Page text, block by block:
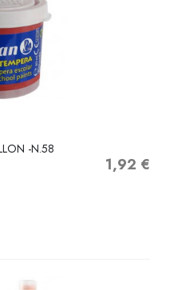
-N.58
Precio
1,92 €